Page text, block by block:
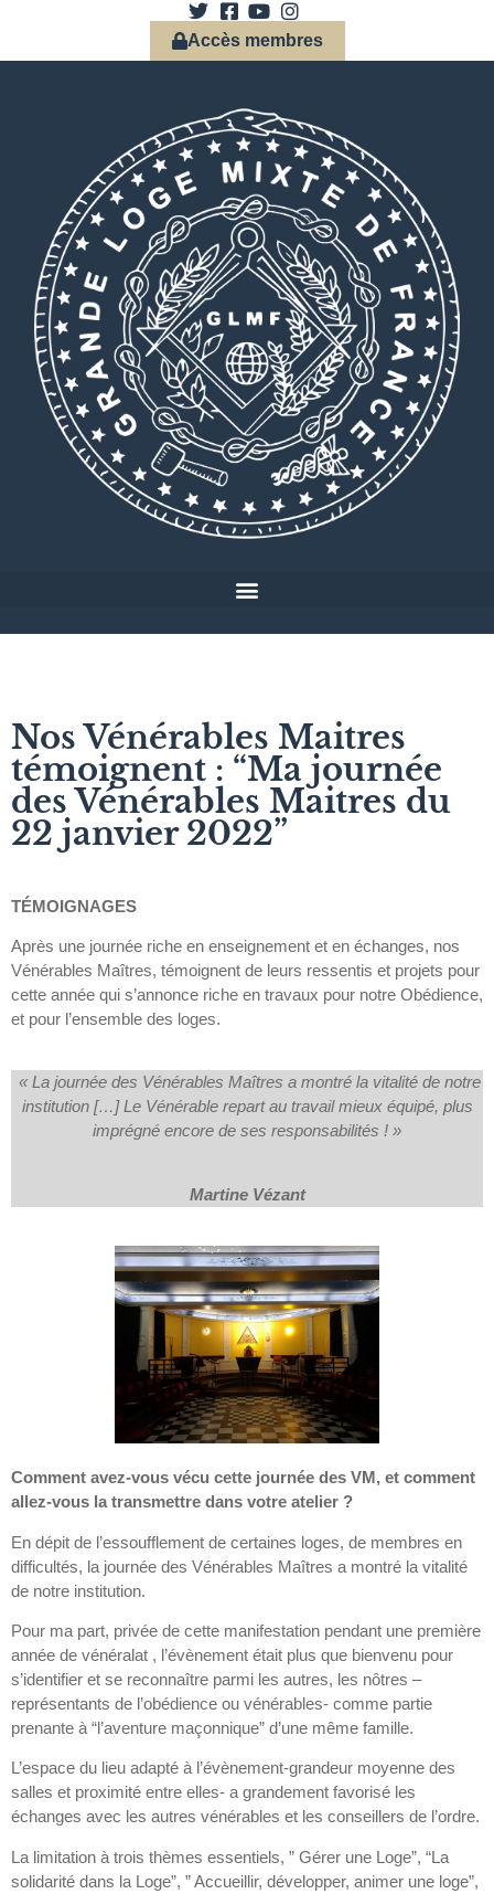
Accès membres
Nos Vénérables Maitres
témoignent : “Ma journée
des Vénérables Maitres du
22 janvier 2022”
TÉMOIGNAGES
Après une journée riche en enseignement et en échanges, nos
Vénérables Maîtres, témoignent de leurs ressentis et projets pour
cette année qui s’annonce riche en travaux pour notre Obédience,
et pour l’ensemble des loges.
« La journée des Vénérables Maîtres a montré la vitalité de notre
institution […] Le Vénérable repart au travail mieux équipé, plus
imprégné encore de ses responsabilités ! »
Martine Vézant
Comment avez-vous vécu cette journée des VM, et comment
allez-vous la transmettre dans votre atelier ?
En dépit de l’essoufflement de certaines loges, de membres en
difficultés, la journée des Vénérables Maîtres a montré la vitalité
de notre institution.
Pour ma part, privée de cette manifestation pendant une première
année de vénéralat , l’évènement était plus que bienvenu pour
s’identifier et se reconnaître parmi les autres, les nôtres –
représentants de l’obédience ou vénérables- comme partie
prenante à “l’aventure maçonnique” d’une même famille.
L’espace du lieu adapté à l’évènement-grandeur moyenne des
salles et proximité entre elles- a grandement favorisé les
échanges avec les autres vénérables et les conseillers de l’ordre.
La limitation à trois thèmes essentiels, ” Gérer une Loge”, “La
solidarité dans la Loge”, ” Accueillir, développer, animer une loge”,